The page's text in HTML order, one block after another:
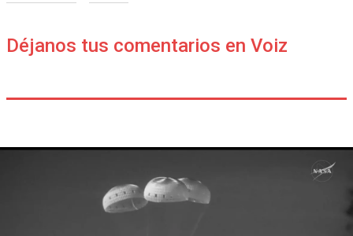
Déjanos tus comentarios en Voiz